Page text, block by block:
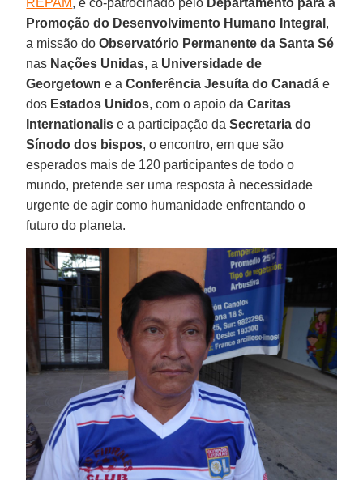
Promoção do Desenvolvimento Humano Integral ,
a missão doObservatório Permanente da Santa Sé
nas Nações Unidas, a Universidade de
Georgetown e aConferência Jesuíta do Canadá e
dos Estados Unidos, com o apoio daCaritas
Internationalis e a participação da Secretaria do
Sínodo dos bispos, o encontro, em que são
esperados mais de 120 participantes de todo o
mundo, pretende ser uma resposta à necessidade
urgente de agir como humanidade enfrentando o
futuro do planeta.